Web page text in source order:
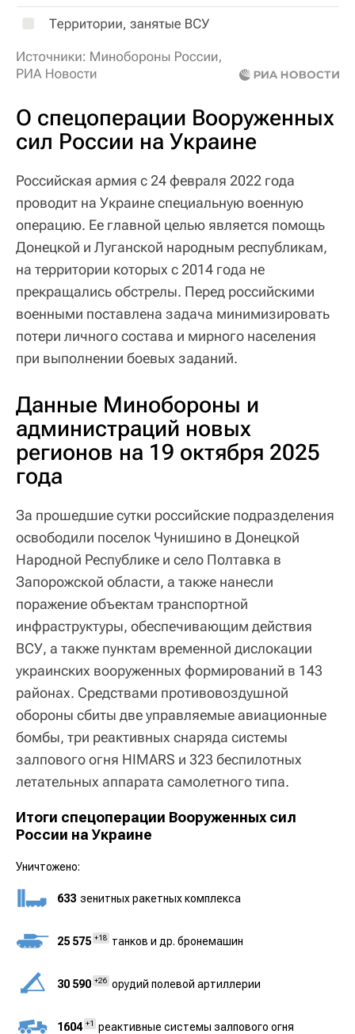
О спецоперации Вооруженных
сил России на Украине
Российская армия с 24 февраля 2022 года
проводит на Украине специальную военную
операцию. Ее главной целью является помощь
Донецкой и Луганской народным республикам,
на территории которых с 2014 года не
прекращались обстрелы. Перед российскими
военными поставлена задача минимизировать
потери личного состава и мирного населения
при выполнении боевых заданий.
Данные Минобороны и
администраций новых
регионов на 19 октября 2025
года
За прошедшие сутки российские подразделения
освободили поселок Чунишино в Донецкой
Народной Республике и село Полтавка в
Запорожской области, а также нанесли
поражение объектам транспортной
инфраструктуры, обеспечивающим действия
ВСУ, а также пунктам временной дислокации
украинских вооруженных формирований в 143
районах. Средствами противовоздушной
обороны сбиты две управляемые авиационные
бомбы, три реактивных снаряда системы
залпового огня HIMARS и 323 беспилотных
летательных аппарата самолетного типа.
Итоги спецоперации Вооруженных сил
России на Украине
Уничтожено:
633 зенитных ракетных комплекса
25 575 +18 танков и др. бронемашин
30 590 +26 орудий полевой артиллерии
1604 +1 реактивные системы залпового огня